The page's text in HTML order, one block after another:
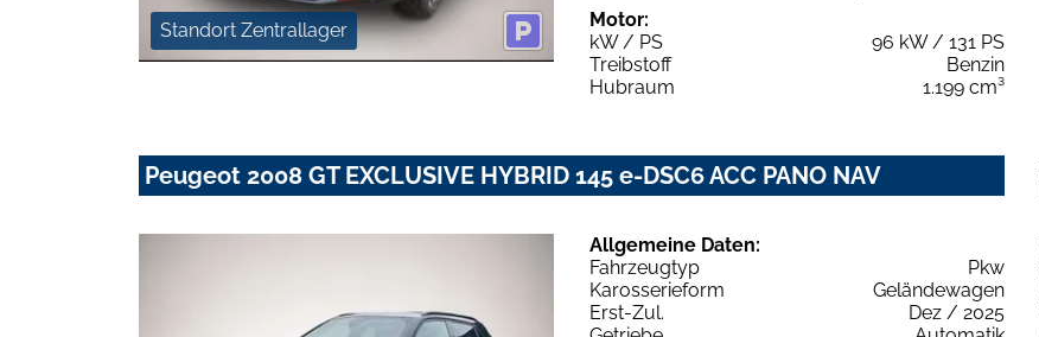
Standort Zentrallager
Motor:
kW / PS
96 kW / 131 PS
Treibstoff
Benzin
Hubraum
1.199 cm³
Peugeot 2008 GT EXCLUSIVE HYBRID 145 e-DSC6 ACC PANO NAV
Allgemeine Daten:
Fahrzeugtyp
Pkw
Karosserieform
Geländewagen
Erst-Zul.
Dez / 2025